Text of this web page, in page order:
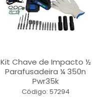
Kit Chave de Impacto ½
Parafusadeira ¼ 350n
Pwr35k
Código: 57294